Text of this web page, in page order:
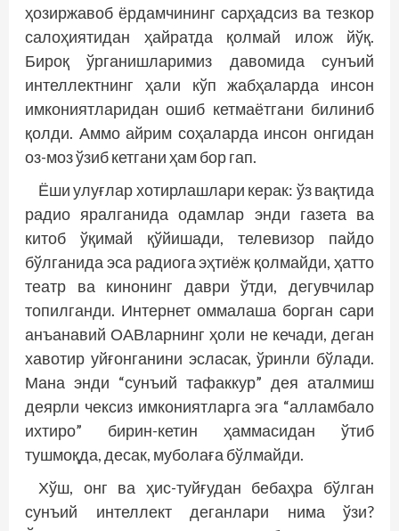
ҳозиржавоб ёрдамчининг сарҳадсиз ва тезкор
салоҳиятидан ҳайратда қолмай илож йўқ.
Бироқ ўрганишларимиз давомида сунъий
интеллектнинг ҳали кўп жабҳаларда инсон
имкониятларидан ошиб кетмаётгани билиниб
қолди. Аммо айрим соҳаларда инсон онгидан
оз-моз ўзиб кетгани ҳам бор гап.
Ёши улуғлар хотирлашлари керак: ўз вақтида
радио яралганида одамлар энди газета ва
китоб ўқимай қўйишади, телевизор пайдо
бўлганида эса радиога эҳтиёж қолмайди, ҳатто
театр ва кинонинг даври ўтди, дегувчилар
топилганди. Интернет оммалаша борган сари
анъанавий ОАВларнинг ҳоли не кечади, деган
хавотир уйғонганини эсласак, ўринли бўлади.
Мана энди “сунъий тафаккур” дея аталмиш
деярли чексиз имкониятларга эга “алламбало
ихтиро” бирин-кетин ҳаммасидан ўтиб
тушмоқда, десак, муболаға бўлмайди.
Хўш, онг ва ҳис-туйғудан бебаҳра бўлган
сунъий интеллект деганлари нима ўзи?